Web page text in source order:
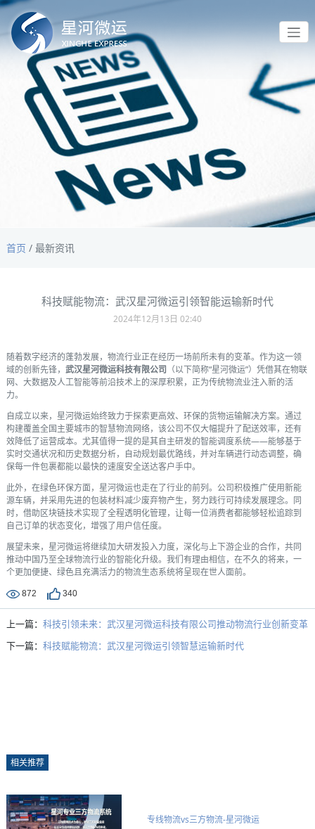
首页 / 最新资讯
科技赋能物流：武汉星河微运引领智能运输新时代
2024年12月13日 02:40
随着数字经济的蓬勃发展，物流行业正在经历一场前所未有的变革。作为这一领
域的创新先锋， 武汉星河微运科技有限公司 （以下简称“星河微运”）凭借其在物联
网、大数据及人工智能等前沿技术上的深厚积累，正为传统物流业注入新的活
力。
自成立以来，星河微运始终致力于探索更高效、环保的货物运输解决方案。通过
构建覆盖全国主要城市的智慧物流网络，该公司不仅大幅提升了配送效率，还有
效降低了运营成本。尤其值得一提的是其自主研发的智能调度系统——能够基于
实时交通状况和历史数据分析，自动规划最优路线，并对车辆进行动态调整，确
保每一件包裹都能以最快的速度安全送达客户手中。
此外，在绿色环保方面，星河微运也走在了行业的前列。公司积极推广使用新能
源车辆，并采用先进的包装材料减少废弃物产生，努力践行可持续发展理念。同
时，借助区块链技术实现了全程透明化管理，让每一位消费者都能够轻松追踪到
自己订单的状态变化，增强了用户信任度。
展望未来，星河微运将继续加大研发投入力度，深化与上下游企业的合作，共同
推动中国乃至全球物流行业的智能化升级。我们有理由相信，在不久的将来，一
个更加便捷、绿色且充满活力的物流生态系统将呈现在世人面前。
872 340
上一篇： 科技引领未来：武汉星河微运科技有限公司推动物流行业创新变革
下一篇： 科技赋能物流：武汉星河微运引领智慧运输新时代
相关推荐
专线物流vs三方物流-星河微运